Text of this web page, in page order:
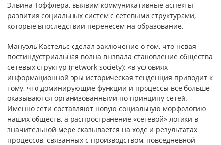
Элвина Тоффлера, выявим коммуникативные аспекты
развития социальных систем с сетевыми структурами,
которые впоследствии перенесем на образование.
Мануэль Кастельс сделал заключение о том, что новая
постиндустриальная волна вызвала становление общества
сетевых структур (network society): «в условиях
информационной эры историческая тенденция приводит к
тому, что доминирующие функции и процессы все больше
оказываются организованными по принципу сетей.
Именно сети составляют новую социальную морфологию
наших обществ, а распространение «сетевой» логики в
значительной мере сказывается на ходе и результатах
процессов, связанных с производством, повседневной